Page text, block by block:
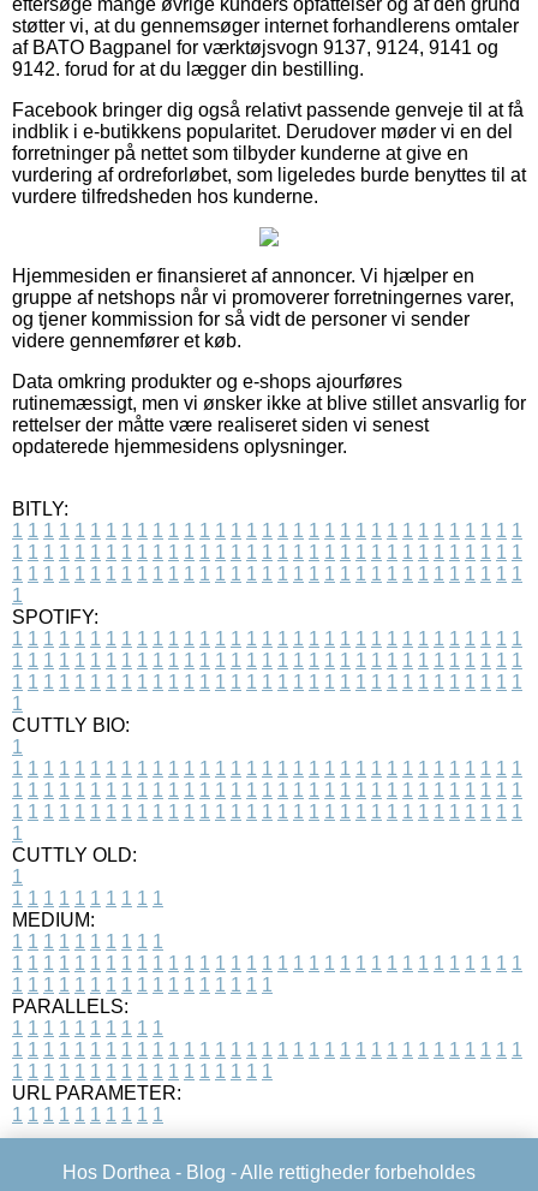
støtter vi, at du gennemsøger internet forhandlerens omtaler
af BATO Bagpanel for værktøjsvogn 9137, 9124, 9141 og
9142. forud for at du lægger din bestilling.
Facebook bringer dig også relativt passende genveje til at få
indblik i e-butikkens popularitet. Derudover møder vi en del
forretninger på nettet som tilbyder kunderne at give en
vurdering af ordreforløbet, som ligeledes burde benyttes til at
vurdere tilfredsheden hos kunderne.
Hjemmesiden er finansieret af annoncer. Vi hjælper en
gruppe af netshops når vi promoverer forretningernes varer,
og tjener kommission for så vidt de personer vi sender
videre gennemfører et køb.
Data omkring produkter og e-shops ajourføres
rutinemæssigt, men vi ønsker ikke at blive stillet ansvarlig for
rettelser der måtte være realiseret siden vi senest
opdaterede hjemmesidens oplysninger.
BITLY:
1 1 1 1 1 1 1 1 1 1 1 1 1 1 1 1 1 1 1 1 1 1 1 1 1 1 1 1 1 1 1 1 1
1 1 1 1 1 1 1 1 1 1 1 1 1 1 1 1 1 1 1 1 1 1 1 1 1 1 1 1 1 1 1 1 1
1 1 1 1 1 1 1 1 1 1 1 1 1 1 1 1 1 1 1 1 1 1 1 1 1 1 1 1 1 1 1 1 1
1
SPOTIFY:
1 1 1 1 1 1 1 1 1 1 1 1 1 1 1 1 1 1 1 1 1 1 1 1 1 1 1 1 1 1 1 1 1
1 1 1 1 1 1 1 1 1 1 1 1 1 1 1 1 1 1 1 1 1 1 1 1 1 1 1 1 1 1 1 1 1
1 1 1 1 1 1 1 1 1 1 1 1 1 1 1 1 1 1 1 1 1 1 1 1 1 1 1 1 1 1 1 1 1
1
CUTTLY BIO:
1
1 1 1 1 1 1 1 1 1 1 1 1 1 1 1 1 1 1 1 1 1 1 1 1 1 1 1 1 1 1 1 1 1
1 1 1 1 1 1 1 1 1 1 1 1 1 1 1 1 1 1 1 1 1 1 1 1 1 1 1 1 1 1 1 1 1
1 1 1 1 1 1 1 1 1 1 1 1 1 1 1 1 1 1 1 1 1 1 1 1 1 1 1 1 1 1 1 1 1
1
CUTTLY OLD:
1
1 1 1 1 1 1 1 1 1 1
MEDIUM:
1 1 1 1 1 1 1 1 1 1
1 1 1 1 1 1 1 1 1 1 1 1 1 1 1 1 1 1 1 1 1 1 1 1 1 1 1 1 1 1 1 1 1
1 1 1 1 1 1 1 1 1 1 1 1 1 1 1 1 1
PARALLELS:
1 1 1 1 1 1 1 1 1 1
1 1 1 1 1 1 1 1 1 1 1 1 1 1 1 1 1 1 1 1 1 1 1 1 1 1 1 1 1 1 1 1 1
1 1 1 1 1 1 1 1 1 1 1 1 1 1 1 1 1
URL PARAMETER:
1 1 1 1 1 1 1 1 1 1
Hos Dorthea - Blog - Alle rettigheder forbeholdes